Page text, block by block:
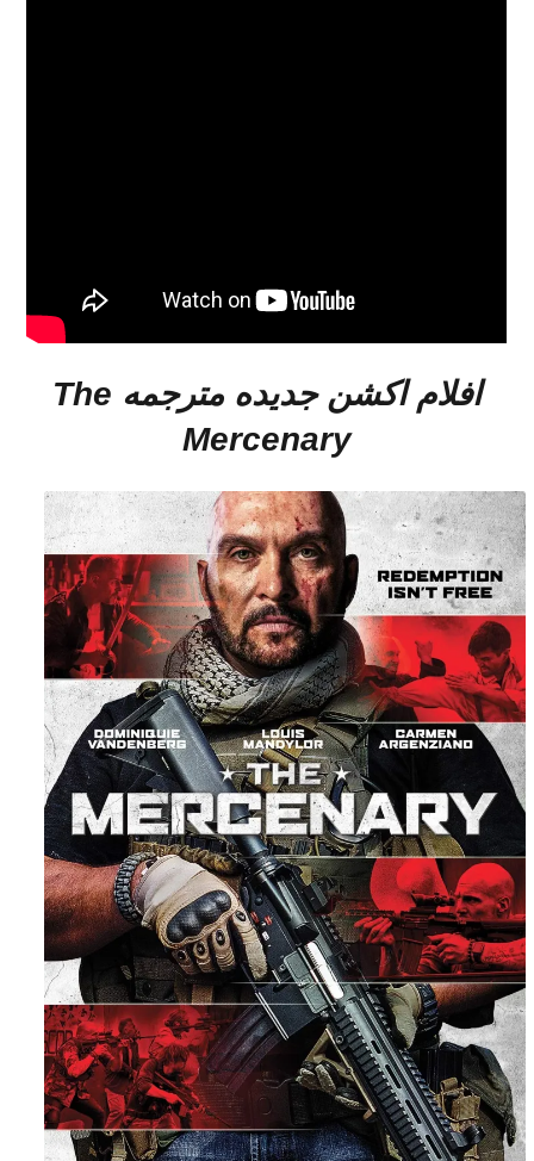
افلام اكشن جديده مترجمه The
Mercenary